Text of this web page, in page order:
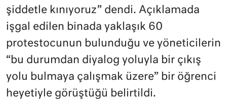
şiddetle kınıyoruz” dendi. Açıklamada
işgal edilen binada yaklaşık 60
protestocunun bulunduğu ve yöneticilerin
“bu durumdan diyalog yoluyla bir çıkış
yolu bulmaya çalışmak üzere” bir öğrenci
heyetiyle görüştüğü belirtildi.